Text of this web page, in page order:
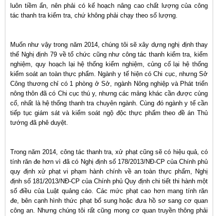
luôn tiềm ẩn, nên phải có kế hoạch nâng cao chất lượng của công
tác thanh tra kiểm tra, chứ không phải chạy theo số lượng.
Muốn như vậy trong năm 2014, chúng tôi sẽ xây dựng nghị định thay
thế Nghị định 79 về tổ chức cũng như công tác thanh kiểm tra, kiểm
nghiệm, quy hoạch lại hệ thống kiểm nghiệm, củng cố lại hệ thống
kiểm soát an toàn thực phẩm. Ngành y tế hiện có Chi cục, nhưng Sở
Công thương chỉ có 1 phòng ở Sở, ngành Nông nghiệp và Phát triển
nông thôn đã có Chi cục thú y, nhưng các mảng khác cần được củng
cố, nhất là hệ thống thanh tra chuyên ngành. Cùng đó ngành y tế cần
tiếp tục giám sát và kiểm soát ngộ độc thực phẩm theo đề án Thủ
tướng đã phê duyệt.
Trong năm 2014, công tác thanh tra, xử phạt cũng sẽ có hiệu quả, có
tính răn đe hơn vì đã có Nghị định số 178/2013/NĐ-CP của Chính phủ
quy định xử phạt vi phạm hành chính về an toàn thực phẩm, Nghị
định số 181/2013/NĐ-CP của Chính phủ Quy định chi tiết thi hành một
số điều của Luật quảng cáo. Các mức phạt cao hơn mang tính răn
đe, bên cạnh hình thức phạt bổ sung hoặc đưa hồ sơ sang cơ quan
công an. Nhưng chúng tôi rất cũng mong cơ quan truyền thông phải